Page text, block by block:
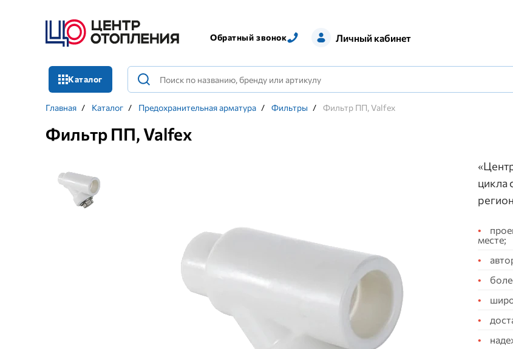
Обратный звонок Личный кабинет
Каталог
Главная / Каталог / Предохранительная арматура / Фильтры / Фильтр ПП, Valfex
Фильтр ПП, Valfex
цикла
месте;